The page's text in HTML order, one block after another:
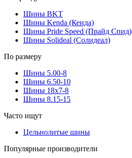
Шины BKT
Шины Kenda (Кенда)
Шины Pride Speed (Прайд Спид)
Шины Solideal (Солидеал)
По размеру
Шины 5.00-8
Шины 6.50-10
Шины 18x7-8
Шины 8.15-15
Часто ищут
Цельнолитые шины
Популярные производители